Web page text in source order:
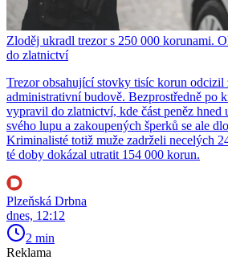
Zloděj ukradl trezor s 250 000 korunami.
do zlatnictví
Trezor obsahující stovky tisíc korun odcizil
administrativní budově. Bezprostředně po
vypravil do zlatnictví, kde část peněz hned
svého lupu a zakoupených šperků se ale
Kriminalisté totiž muže zadrželi necelých
té doby dokázal utratit 154 000 korun.
Plzeňská Drbna
dnes, 12:12
2 min
Reklama